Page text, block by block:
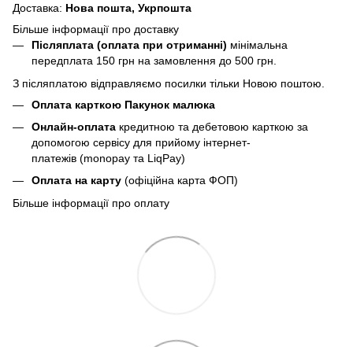
Доставка: Нова пошта, Укрпошта
Більше інформації про доставку
Післяплата (оплата при отриманні) мінімальна
передплата 150 грн на замовлення до 500 грн.
З післяплатою відправляємо посилки тільки Новою поштою.
Оплата карткою Пакунок малюка
Онлайн-оплата кредитною та дебетовою карткою за
допомогою сервісу для прийому інтернет-
платежів (monopay та LiqPay)
Оплата на карту (офіційна карта ФОП)
Більше інформації про оплату